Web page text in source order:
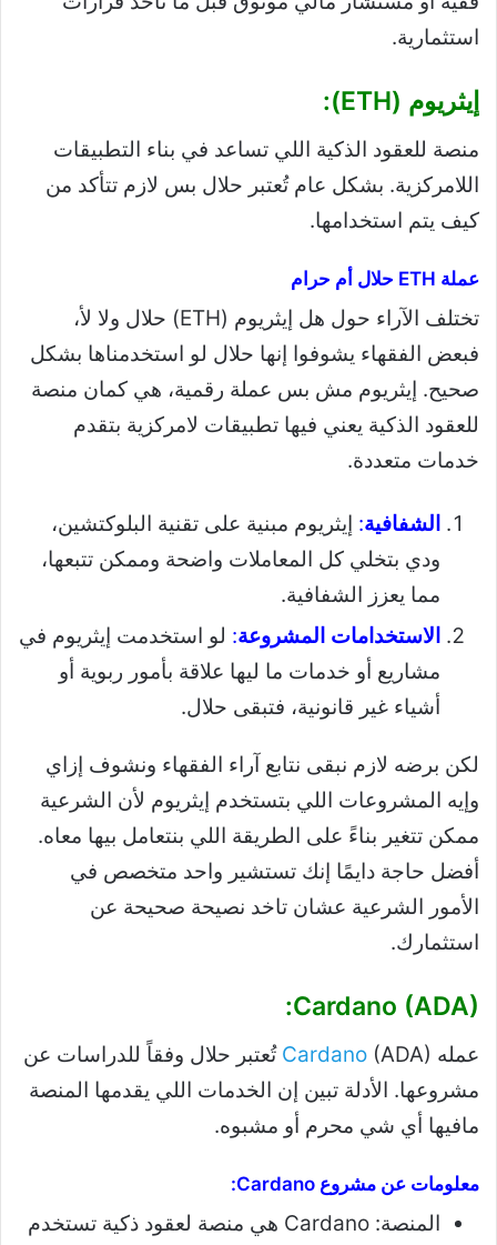
استثمارية.
إيثريوم (ETH):
منصة للعقود الذكية اللي تساعد في بناء التطبيقات
اللامركزية. بشكل عام تُعتبر حلال بس لازم تتأكد من
كيف يتم استخدامها.
عملة ETH حلال أم حرام
تختلف الآراء حول هل إيثريوم (ETH) حلال ولا لأ،
فبعض الفقهاء يشوفوا إنها حلال لو استخدمناها بشكل
صحيح. إيثريوم مش بس عملة رقمية، هي كمان منصة
للعقود الذكية يعني فيها تطبيقات لامركزية بتقدم
خدمات متعددة.
الشفافية: إيثريوم مبنية على تقنية البلوكتشين،
ودي بتخلي كل المعاملات واضحة وممكن تتبعها،
مما يعزز الشفافية.
الاستخدامات المشروعة: لو استخدمت إيثريوم في
مشاريع أو خدمات ما ليها علاقة بأمور ربوية أو
أشياء غير قانونية، فتبقى حلال.
لكن برضه لازم نبقى نتابع آراء الفقهاء ونشوف إزاي
وإيه المشروعات اللي بتستخدم إيثريوم لأن الشرعية
ممكن تتغير بناءً على الطريقة اللي بنتعامل بيها معاه.
أفضل حاجة دايمًا إنك تستشير واحد متخصص في
الأمور الشرعية عشان تاخد نصيحة صحيحة عن
استثمارك.
Cardano (ADA):
عمله Cardano (ADA) تُعتبر حلال وفقاً للدراسات عن
مشروعها. الأدلة تبين إن الخدمات اللي يقدمها المنصة
مافيها أي شي محرم أو مشبوه.
معلومات عن مشروع Cardano:
المنصة: Cardano هي منصة لعقود ذكية تستخدم